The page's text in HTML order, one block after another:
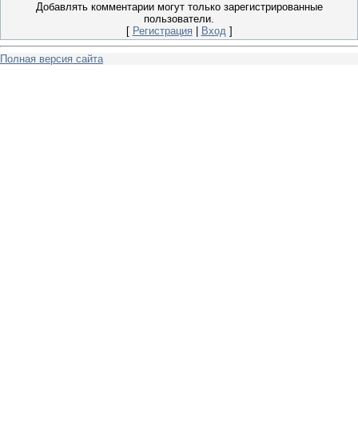
Добавлять комментарии могут только зарегистрированные
пользователи.
[ Регистрация| Вход]
Полная версия сайта